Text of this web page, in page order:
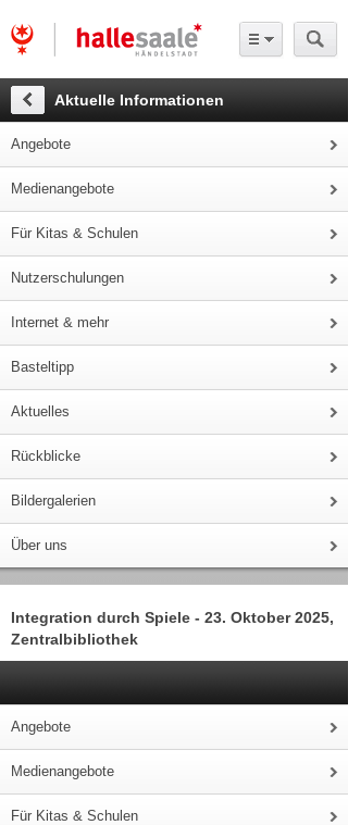
Aktuelle Informationen
Angebote
Medienangebote
Für Kitas & Schulen
Nutzerschulungen
Internet & mehr
Basteltipp
Aktuelles
Rückblicke
Bildergalerien
Über uns
Integration durch Spiele - 23. Oktober 2025,
Zentralbibliothek
Angebote
Medienangebote
Für Kitas & Schulen